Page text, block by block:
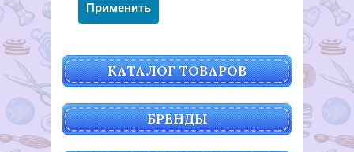
КАТАЛОГ ТОВАРОВ
БРЕНДЫ